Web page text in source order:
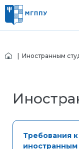
| Иностранным
Требования